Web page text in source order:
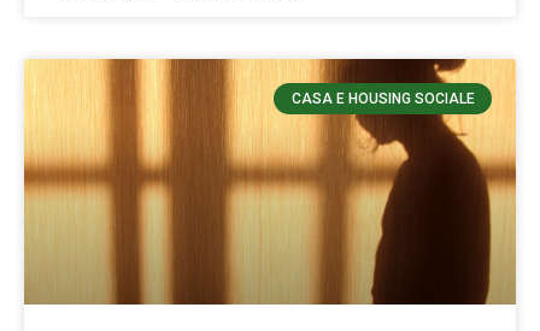
CASA E HOUSING SOCIALE